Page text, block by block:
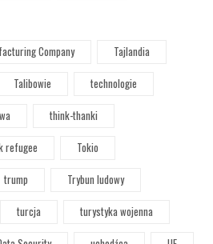
Company
Tajlandia
Talibowie
technologie
think-thanki
refugee
Tokio
trump
Trybun ludowy
turcja
turystyka wojenna